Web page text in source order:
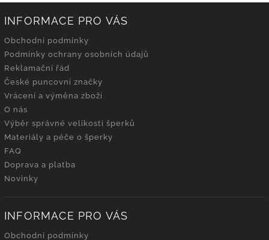
INFORMACE PRO VÁS
Obchodní podmínky
Podmínky ochrany osobních údajů
Reklamační řád
České puncovní značky
Vrácení a výměna zboží
O nás
Výběr správné velikosti šperků
Materiály a péče o šperky
FAQ
Doprava a platba
Novinky
INFORMACE PRO VÁS
Obchodní podmínky